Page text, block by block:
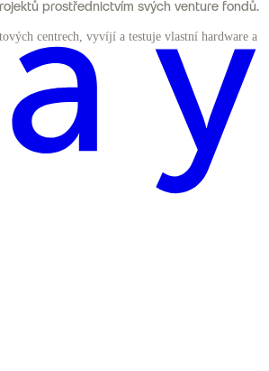
prostřednictvím svých venture fondů.
centrech, vyvíjí a testuje vlastní hardware a